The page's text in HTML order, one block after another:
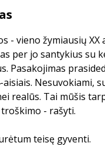
- vieno žymiausių
per jo santykius su
Pasakojimas
Nesuvokiami,
realūs. Tai mūšis
- rašyti.
teisę gyventi.